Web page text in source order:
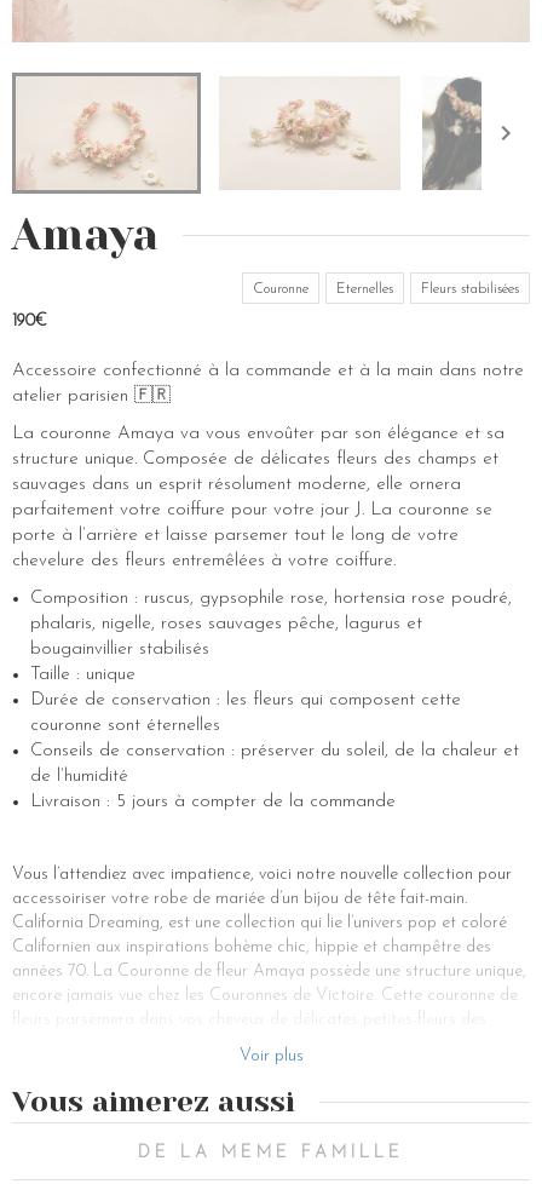
Amaya
Couronne Eternelles Fleurs stabilisées
190€
Accessoire confectionné à la commande et à la main dans notre
atelier parisien 🇫🇷
La couronne Amaya va vous envoûter par son élégance et sa
structure unique. Composée de délicates fleurs des champs et
sauvages dans un esprit résolument moderne, elle ornera
parfaitement votre coiffure pour votre jour J. La couronne se
porte à l’arrière et laisse parsemer tout le long de votre
chevelure des fleurs entremêlées à votre coiffure.
Composition : ruscus, gypsophile rose, hortensia rose poudré,
phalaris, nigelle, roses sauvages pêche, lagurus et
bougainvillier stabilisés
Taille : unique
Durée de conservation : les fleurs qui composent cette
couronne sont éternelles
Conseils de conservation : préserver du soleil, de la chaleur et
de l’humidité
Livraison : 5 jours à compter de la commande
Vous l’attendiez avec impatience, voici notre nouvelle collection pour
accessoiriser votre robe de mariée d’un bijou de tête fait-main.
California Dreaming, est une collection qui lie l’univers pop et coloré
Californien aux inspirations bohème chic, hippie et champêtre des
années 70. La Couronne de fleur Amaya possède une structure unique,
encore jamais vue chez les Couronnes de Victoire. Cette couronne de
champs. Composé de ruscus, de gypsophile, d’hortensia et autres
fleurs stabilisées, cet accessoire cheveux apportera pour votre
mariage, une touche florale, de fantaisie, de bohème et de glamour à
votre chevelure. Cette couronne se porte donc sur l’arrière de votre
tête et nécessite une coiffure de mariée adaptée. Un chignon bas, une
Voir plus
Vous aimerez aussi
DE LA MEME FAMILLE